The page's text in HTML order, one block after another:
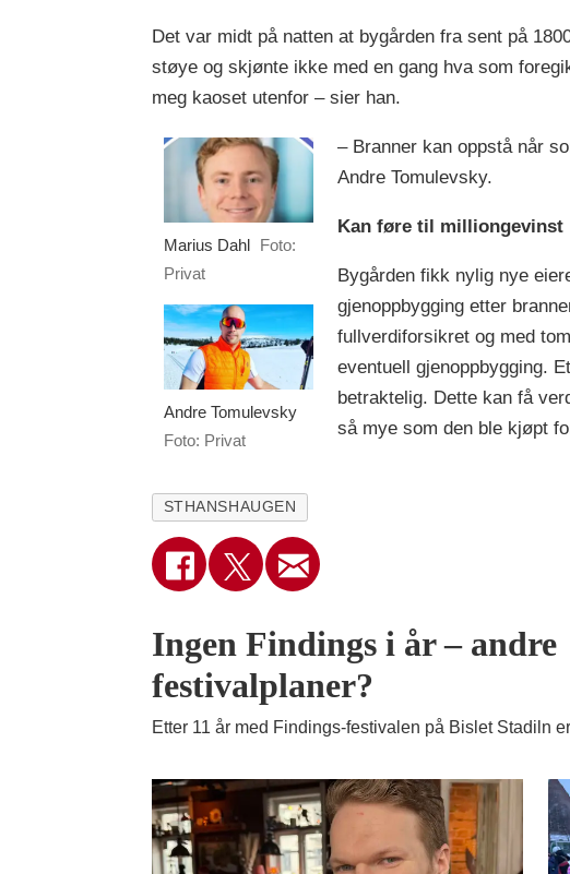
Det var midt på natten at bygården fra sent på
støye og skjønte ikke med en gang hva som
meg kaoset utenfor – sier han.
Marius Dahl Foto:
Privat
Andre Tomulevsky
Foto: Privat
– Branner kan oppstå når
Andre Tomulevsky.
Kan føre til milliongevinst
Bygården fikk nylig nye
gjenoppbygging etter
fullverdiforsikret og med
eventuell gjenoppbygging.
betraktelig. Dette kan få
så mye som den ble kjøpt
STHANSHAUGEN
Ingen Findings i år – andre
festivalplaner?
Etter 11 år med Findings-festivalen på Bislet Stadiln